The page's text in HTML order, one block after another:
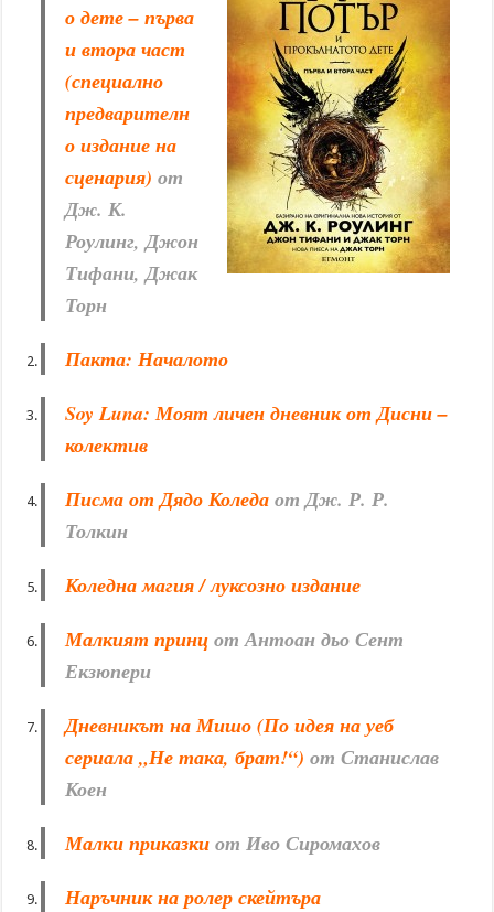
о дете – първа
и втора част
(специално
предварителн
о издание на
сценария) от
Дж. К.
Роулинг, Джон
Тифани, Джак
Торн
Пакта: Началото
Soy Luna: Моят личен дневник от Дисни –
колектив
Писма от Дядо Коледа от Дж. Р. Р.
Толкин
Коледна магия / луксозно издание
Малкият принцот Антоан дьо Сент
Екзюпери
Дневникът на Мишо (По идея на уеб
сериала „Не така, брат!“) от Станислав
Коен
Малки приказкиот Иво Сиромахов
Наръчник на ролер скейтъра